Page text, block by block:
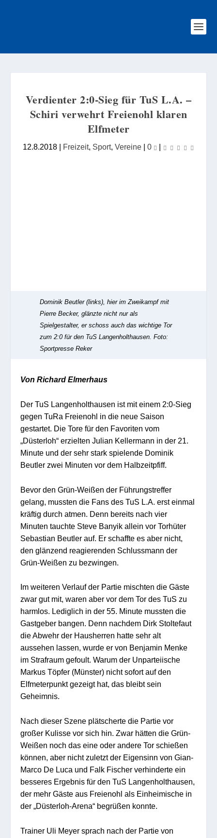
Verdienter 2:0-Sieg für TuS L.A. –
Schiri verwehrt Freienohl klaren
Elfmeter
12.8.2018| Freizeit, Sport, Vereine| 0 |
Dominik Beutler (links), hier im Zweikampf mit
Pierre Becker, glänzte nicht nur als
Spielgestalter, er schoss auch das wichtige Tor
zum 2:0 für den TuS Langenholthausen. Foto:
Sportpresse Reker
Von Richard Elmerhaus
Der TuS Langenholthausen ist mit einem 2:0-Sieg
gegen TuRa Freienohl in die neue Saison
gestartet. Die Tore für den Favoriten vom
„Düsterloh“ erzielten Julian Kellermann in der 21.
Minute und der sehr stark spielende Dominik
Beutler zwei Minuten vor dem Halbzeitpfiff.
Bevor den Grün-Weißen der Führungstreffer
gelang, mussten die Fans des TuS L.A. erst einmal
kräftig durch atmen. Denn bereits nach vier
Minuten tauchte Steve Banyik allein vor Torhüter
Sebastian Beutler auf. Er schaffte es aber nicht,
den glänzend reagierenden Schlussmann der
Grün-Weißen zu bezwingen.
Im weiteren Verlauf der Partie mischten die Gäste
zwar gut mit, waren aber vor dem Tor des TuS zu
harmlos. Lediglich in der 55. Minute mussten die
Gastgeber bangen. Denn nachdem Dirk Stoltefaut
die Abwehr der Hausherren hatte sehr alt
aussehen lassen, wurde er von Benjamin Menke
im Strafraum gefoult. Warum der Unparteiische
Markus Töpfer (Münster) nicht sofort auf den
Elfmeterpunkt gezeigt hat, das bleibt sein
Geheimnis.
Nach dieser Szene plätscherte die Partie vor
großer Kulisse vor sich hin. Zwar hätten die Grün-
Weißen noch das eine oder andere Tor schießen
können, aber nicht zuletzt der Eigensinn von Gian-
Marco De Luca und Falk Fischer verhinderte ein
besseres Ergebnis für den TuS Langenholthausen,
der mehr Gäste aus Freienohl als Einheimische in
der „Düsterloh-Arena“ begrüßen konnte.
Trainer Uli Meyer sprach nach der Partie von